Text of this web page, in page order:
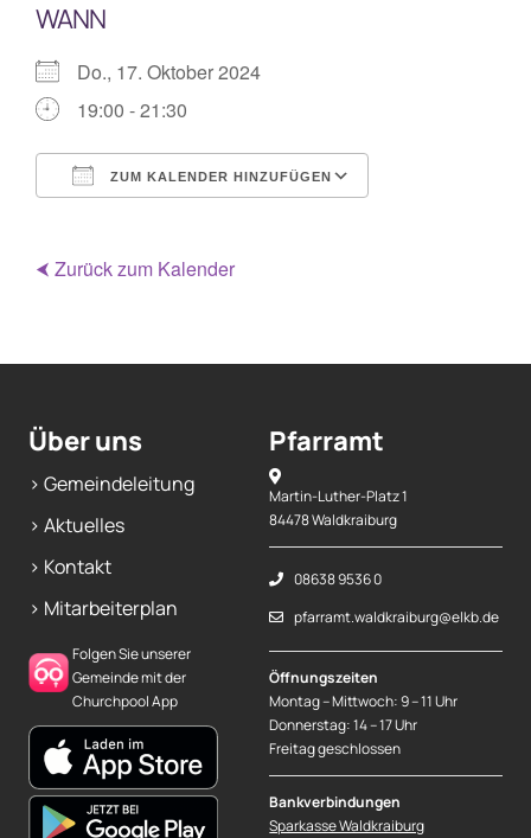
WANN
Do., 17. Oktober 2024
19:00 - 21:30
ZUM KALENDER HINZUFÜGEN
⮜ Zurück zum Kalender
Über uns
> Gemeindeleitung
> Aktuelles
> Kontakt
> Mitarbeiterplan
Folgen Sie unserer
Gemeinde mit der
Churchpool App
Pfarramt
Martin-Luther-Platz 1
84478 Waldkraiburg
08638 9536 0
pfarramt.waldkraiburg@elkb.de
Öffnungszeiten
Montag – Mittwoch: 9 – 11 Uhr
Donnerstag: 14 – 17 Uhr
Freitag geschlossen
Bankverbindungen
Sparkasse Waldkraiburg